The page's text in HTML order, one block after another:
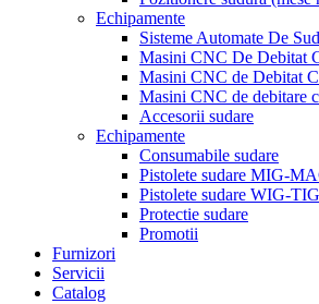
Echipamente
Sisteme Automate De
Masini CNC De Debitat
Masini CNC de Debitat
Masini CNC de debitare
Accesorii sudare
Echipamente
Consumabile sudare
Pistolete sudare MIG-
Pistolete sudare WIG-TIG
Protectie sudare
Promotii
Furnizori
Servicii
Catalog